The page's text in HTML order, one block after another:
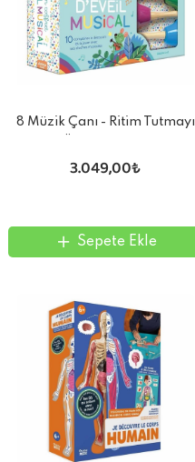
8 Müzik Çanı - Ritim Tutmayı
3.049,00₺
Sepete Ekle